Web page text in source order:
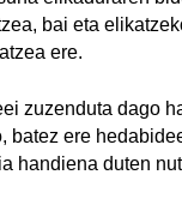
bai eta
ere.
zuzenduta dago
batez ere
handiena duten